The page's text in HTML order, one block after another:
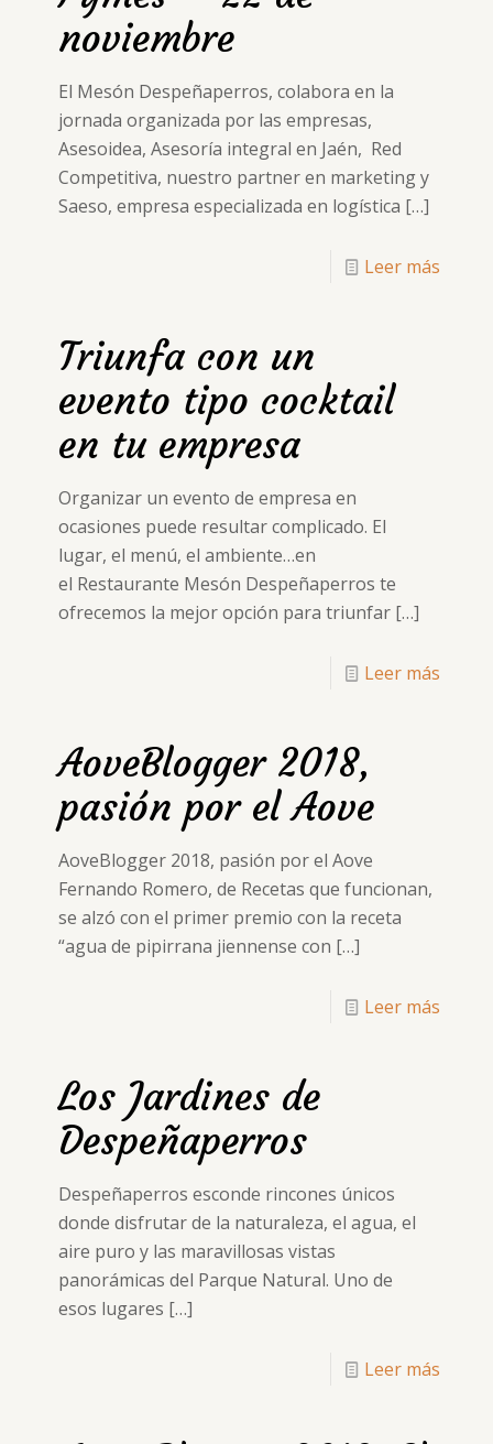
noviembre
El Mesón Despeñaperros, colabora en la
jornada organizada por las empresas,
Asesoidea, Asesoría integral en Jaén, Red
Competitiva, nuestro partner en marketing y
Saeso, empresa especializada en logística […]
Leer más
Triunfa con un
evento tipo cocktail
en tu empresa
Organizar un evento de empresa en
ocasiones puede resultar complicado. El
lugar, el menú, el ambiente…en
el Restaurante Mesón Despeñaperros te
ofrecemos la mejor opción para triunfar […]
Leer más
AoveBlogger 2018,
pasión por el Aove
AoveBlogger 2018, pasión por el Aove
Fernando Romero, de Recetas que funcionan,
se alzó con el primer premio con la receta
“agua de pipirrana jiennense con […]
Leer más
Los Jardines de
Despeñaperros
Despeñaperros esconde rincones únicos
donde disfrutar de la naturaleza, el agua, el
aire puro y las maravillosas vistas
panorámicas del Parque Natural. Uno de
esos lugares […]
Leer más